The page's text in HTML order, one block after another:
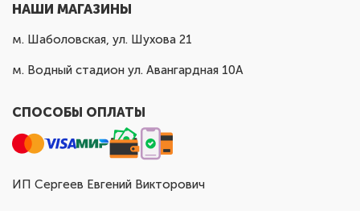
НАШИ МАГАЗИНЫ
м. Шаболовская, ул. Шухова 21
м. Водный стадион ул. Авангардная 10А
СПОСОБЫ ОПЛАТЫ
ИП Сергеев Евгений Викторович